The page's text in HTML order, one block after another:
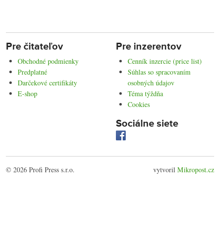
Pre čitateľov
Obchodné podmienky
Predplatné
Darčekové certifikáty
E-shop
Pre inzerentov
Cenník inzercie (price list)
Súhlas so spracovaním
osobných údajov
Téma týždňa
Cookies
Sociálne siete
© 2026 Profi Press s.r.o. vytvoril Mikropost.cz